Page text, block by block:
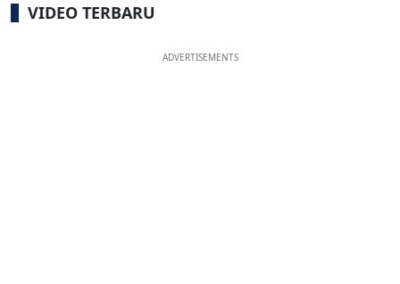
VIDEO TERBARU
ADVERTISEMENTS